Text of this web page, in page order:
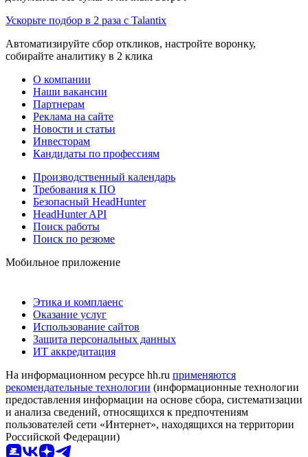
Ускорьте подбор в 2 раза с Talantix
Автоматизируйте сбор откликов, настройте воронку,
собирайте аналитику в 2 клика
О компании
Наши вакансии
Партнерам
Реклама на сайте
Новости и статьи
Инвесторам
Кандидаты по профессиям
Производственный календарь
Требования к ПО
Безопасный HeadHunter
HeadHunter API
Поиск работы
Поиск по резюме
Мобильное приложение
Этика и комплаенс
Оказание услуг
Использование сайтов
Защита персональных данных
ИТ аккредитация
На информационном ресурсе hh.ru применяются
рекомендательные технологии (информационные технологии
предоставления информации на основе сбора, систематизации
и анализа сведений, относящихся к предпочтениям
пользователей сети «Интернет», находящихся на территории
Российской Федерации)